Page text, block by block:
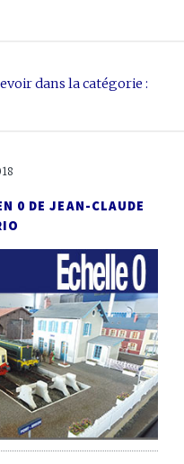
dans la catégorie :
0 DE JEAN-CLAUDE